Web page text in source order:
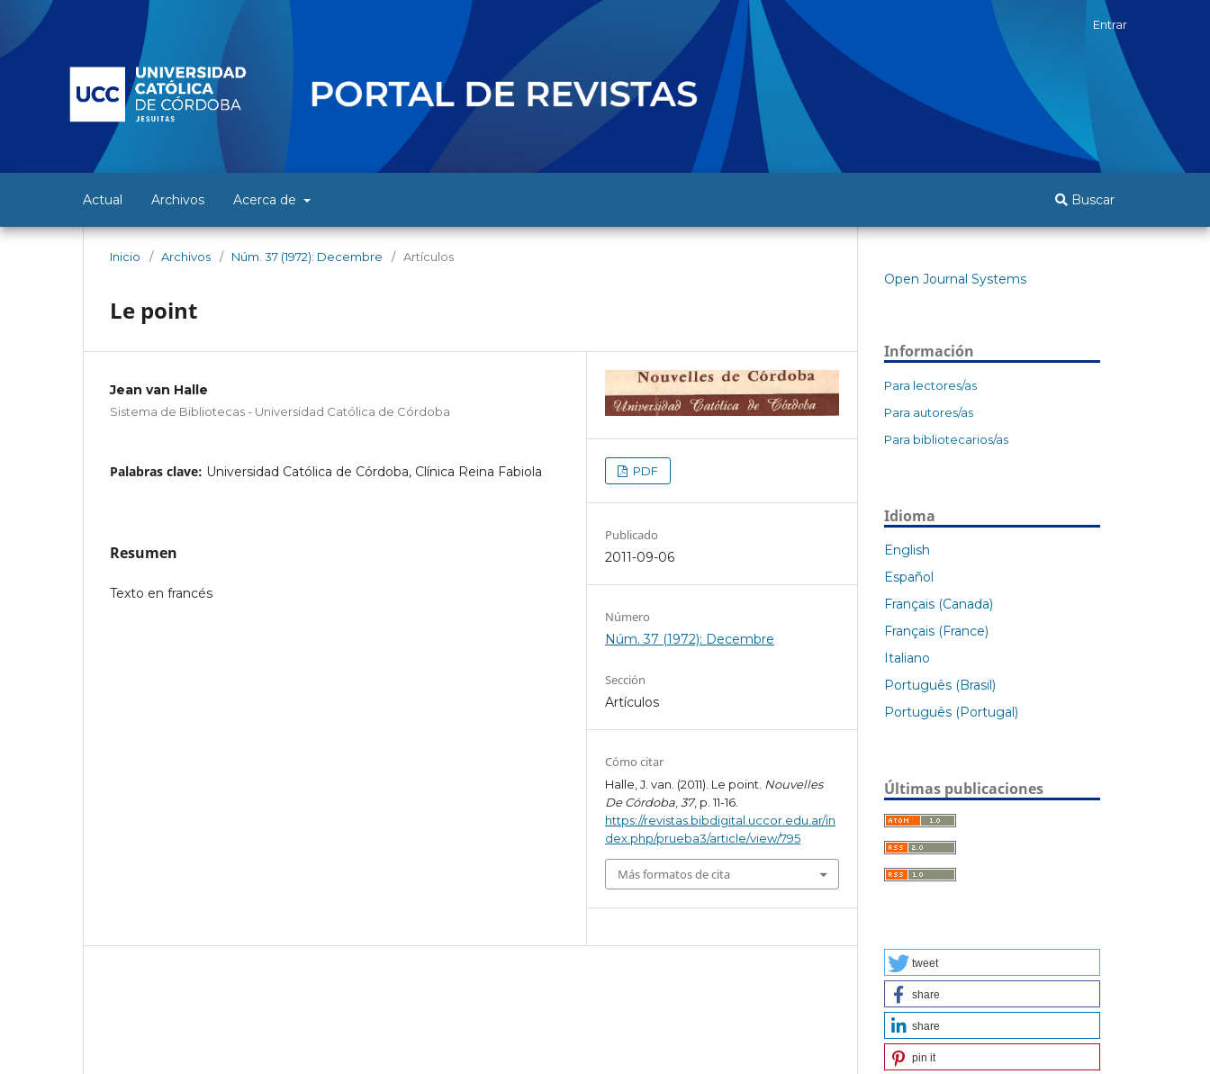
Actual Archivos Acerca de Buscar
Entrar
Inicio / Archivos / Núm. 37 (1972): Decembre / Artículos
Le point
Jean van Halle
Sistema de Bibliotecas - Universidad Católica de Córdoba
Palabras clave: Universidad Católica de Córdoba, Clínica Reina Fabiola
Resumen
Texto en francés
PDF
Publicado
2011-09-06
Número
Núm. 37 (1972): Decembre
Sección
Artículos
Cómo citar
Halle, J. van. (2011). Le point. Nouvelles
De Córdoba ,37, p. 11-16.
https://revistas.bibdigital.uccor.edu.ar/in
dex.php/prueba3/article/view/795
Más formatos de cita
Open Journal Systems
Información
Para lectores/as
Para autores/as
Para bibliotecarios/as
Idioma
English
Español
Français (Canada)
Français (France)
Italiano
Português (Brasil)
Português (Portugal)
Últimas publicaciones
tweet
share
share
pin it